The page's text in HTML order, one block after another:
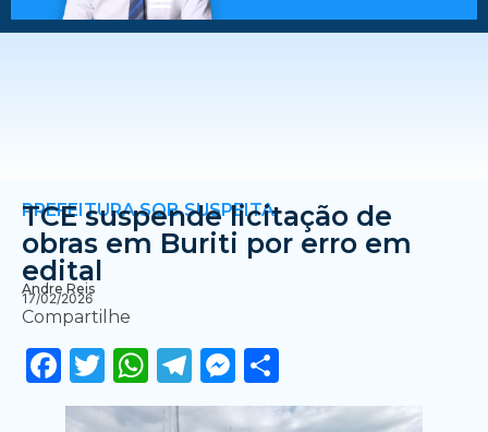
PREFEITURA SOB SUSPEITA
TCE suspende licitação de
obras em Buriti por erro em
edital
Andre Reis
17/02/2026
Compartilhe
Facebook
Twitter
WhatsApp
Telegram
Messenger